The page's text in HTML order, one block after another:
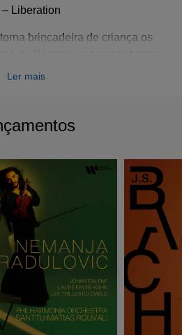
Liberation
brincadeira de criança os
vocal expressivo e
Ler mais